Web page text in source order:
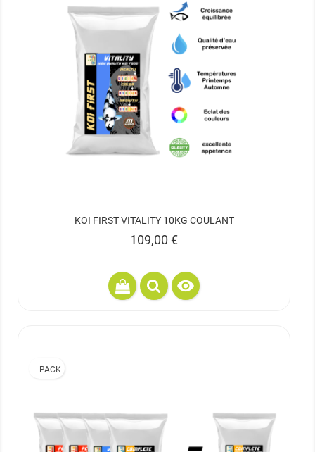
KOI FIRST VITALITY 10KG COULANT
Prix
109,00 €

PACK